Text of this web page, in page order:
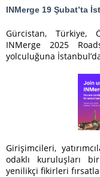
INMerge 19 Şubat’ta
Gürcistan, Türkiye,
INMerge 2025
yolculuğuna
Girişimcileri,
odaklı kuruluşları
yenilikçi fikirleri